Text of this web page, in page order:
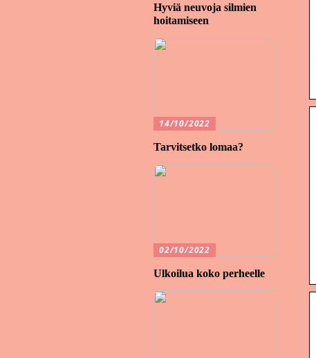
Hyviä neuvoja silmien
hoitamiseen
14/10/2022
Tarvitsetko lomaa?
02/10/2022
Ulkoilua koko perheelle